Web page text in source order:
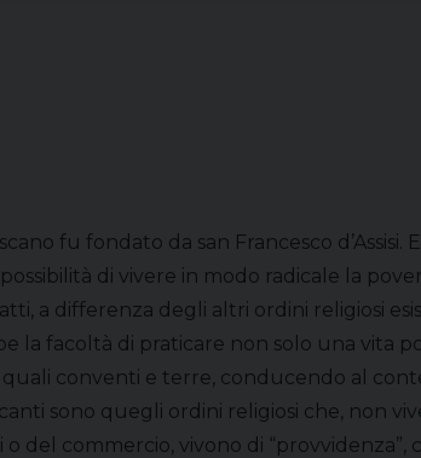
fu fondato da san Francesco
di vivere in modo radicale la
a differenza degli altri ordini religiosi
la facoltà di praticare non solo una vita
quali conventi e terre, conducendo al
sono quegli ordini religiosi che, non
o del commercio, vivono di